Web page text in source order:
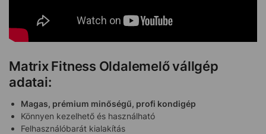
Matrix Fitness Oldalemelő vállgép
adatai:
Magas, prémium minőségű, profi kondigép
Könnyen kezelhető és használható
Felhasználóbarát kialakítás